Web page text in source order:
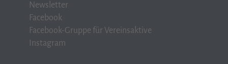
Newsletter
Facebook
Facebook-Gruppe für Vereinsaktive
Instagram